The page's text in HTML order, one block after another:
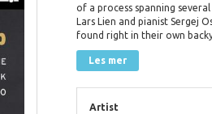
of a process spanning
Lars Lien and pianist Sergej
found right in their own
Les mer
Artist